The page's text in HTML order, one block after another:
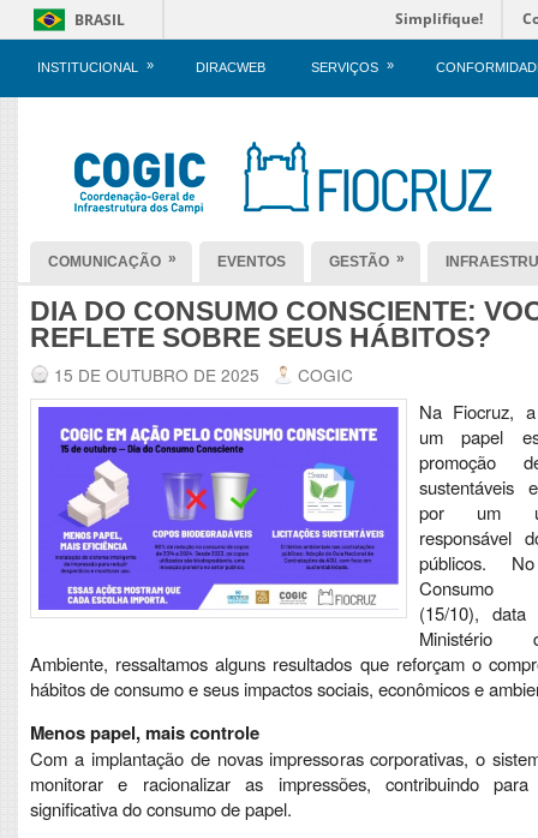
BRASIL Simplifique!
INSTITUCIONAL » DIRACWEB SERVIÇOS »
COMUNICAÇÃO » EVENTOS GESTÃO »
DIA DO CONSUMO CONSCIENTE:
REFLETE SOBRE SEUS HÁBITOS?
15 DE OUTUBRO DE 2025 COGIC
Na Fiocruz,
um papel
promoção
sustentáveis
por um
responsável
públicos.
Consumo
(15/10), data
Ministério
Ambiente, ressaltamos alguns resultados que reforçam o
hábitos de consumo e seus impactos sociais, econômicos e
Menos papel, mais controle
Com a implantação de novas impressoras corporativas, o
monitorar e racionalizar as impressões, contribuindo
significativa do consumo de papel.